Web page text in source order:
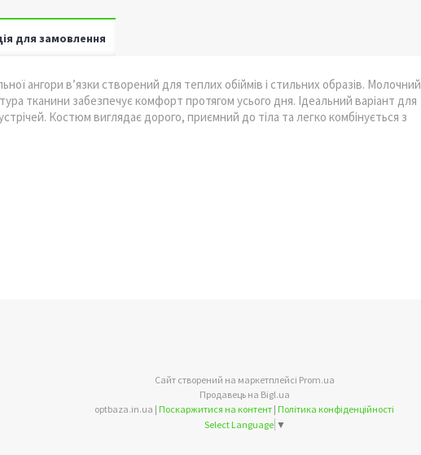
для замовлення
ангори в’язки створений для теплих обіймів і стильних образів. Молочний
тканини забезпечує комфорт протягом усього дня. Ідеальний варіант для
Костюм виглядає дорого, приємний до тіла та легко комбінується з
Сайт створений на маркетплейсі Prom.ua
Продавець на Bigl.ua
optbaza.in.ua | Поскаржитися на контент | Політика конфіденційності
Select Language ▼